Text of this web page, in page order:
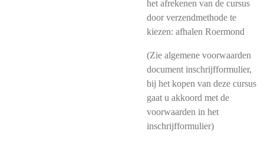
het afrekenen van de cursus
door verzendmethode te
kiezen: afhalen Roermond
(Zie algemene voorwaarden
document inschrijfformulier,
bij het kopen van deze cursus
gaat u akkoord met de
voorwaarden in het
inschrijfformulier)